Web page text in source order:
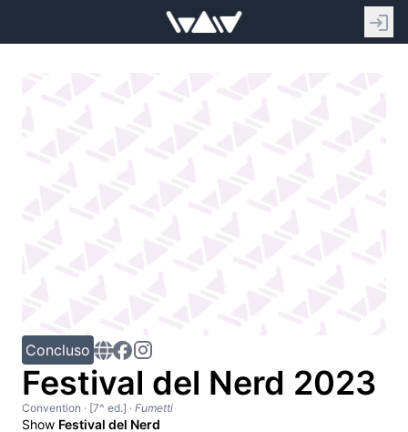
Concluso
Festival del Nerd 2023
Convention · [7^ ed.] · Fumetti
Show Festival del Nerd